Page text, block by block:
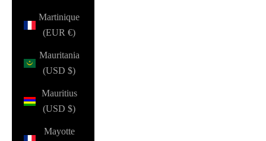
Martinique
(EUR €)
Mauritania
(USD $)
Mauritius
(USD $)
Mayotte